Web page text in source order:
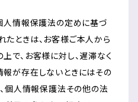
人情報保護法の定めに基づ
ときは、お客様ご本人から
で、お客様に対し、遅滞なく
報が存在しないときにはその
、個人情報保護法その他の法